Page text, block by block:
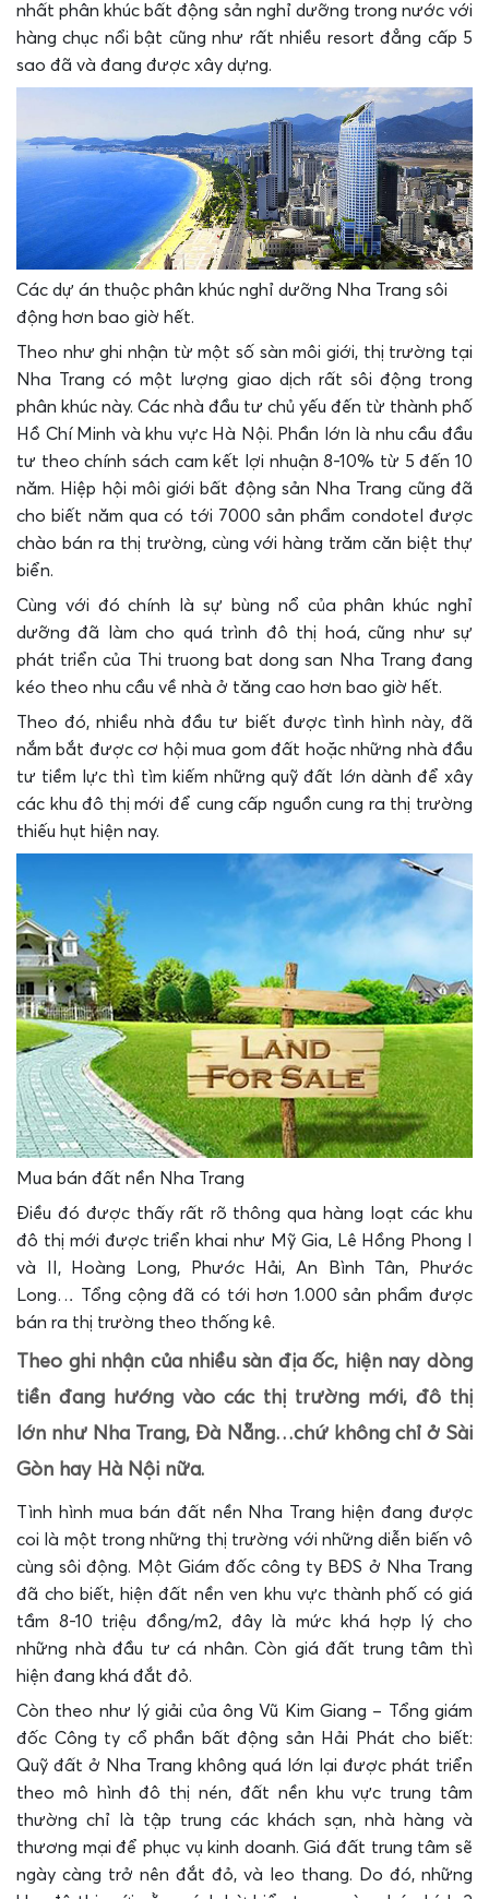
nhất phân khúc bất động sản nghỉ dưỡng trong nước với
hàng chục nổi bật cũng như rất nhiều resort đẳng cấp 5
sao đã và đang được xây dựng.
Các dự án thuộc phân khúc nghỉ dưỡng Nha Trang sôi
động hơn bao giờ hết.
Theo như ghi nhận từ một số sàn môi giới, thị trường tại
Nha Trang có một lượng giao dịch rất sôi động trong
phân khúc này. Các nhà đầu tư chủ yếu đến từ thành phố
Hồ Chí Minh và khu vực Hà Nội. Phần lớn là nhu cầu đầu
tư theo chính sách cam kết lợi nhuận 8-10% từ 5 đến 10
năm. Hiệp hội môi giới bất động sản Nha Trang cũng đã
cho biết năm qua có tới 7000 sản phẩm condotel được
chào bán ra thị trường, cùng với hàng trăm căn biệt thự
biển.
Cùng với đó chính là sự bùng nổ của phân khúc nghỉ
dưỡng đã làm cho quá trình đô thị hoá, cũng như sự
phát triển của Thi truong bat dong san Nha Trang đang
kéo theo nhu cầu về nhà ở tăng cao hơn bao giờ hết.
Theo đó, nhiều nhà đầu tư biết được tình hình này, đã
nắm bắt được cơ hội mua gom đất hoặc những nhà đầu
tư tiềm lực thì tìm kiếm những quỹ đất lớn dành để xây
các khu đô thị mới để cung cấp nguồn cung ra thị trường
thiếu hụt hiện nay.
Mua bán đất nền Nha Trang
Điều đó được thấy rất rõ thông qua hàng loạt các khu
đô thị mới được triển khai như Mỹ Gia, Lê Hồng Phong I
và II, Hoàng Long, Phước Hải, An Bình Tân, Phước
Long… Tổng cộng đã có tới hơn 1.000 sản phẩm được
bán ra thị trường theo thống kê.
Theo ghi nhận của nhiều sàn địa ốc, hiện nay dòng
tiền đang hướng vào các thị trường mới, đô thị
lớn như Nha Trang, Đà Nẵng…chứ không chỉ ở Sài
Gòn hay Hà Nội nữa.
Tình hình mua bán đất nền Nha Trang hiện đang được
coi là một trong những thị trường với những diễn biến vô
cùng sôi động. Một Giám đốc công ty BĐS ở Nha Trang
đã cho biết, hiện đất nền ven khu vực thành phố có giá
tầm 8-10 triệu đồng/m2, đây là mức khá hợp lý cho
những nhà đầu tư cá nhân. Còn giá đất trung tâm thì
hiện đang khá đắt đỏ.
Còn theo như lý giải của ông Vũ Kim Giang – Tổng giám
đốc Công ty cổ phần bất động sản Hải Phát cho biết:
Quỹ đất ở Nha Trang không quá lớn lại được phát triển
theo mô hình đô thị nén, đất nền khu vực trung tâm
thường chỉ là tập trung các khách sạn, nhà hàng và
thương mại để phục vụ kinh doanh. Giá đất trung tâm sẽ
ngày càng trở nên đắt đỏ, và leo thang. Do đó, những